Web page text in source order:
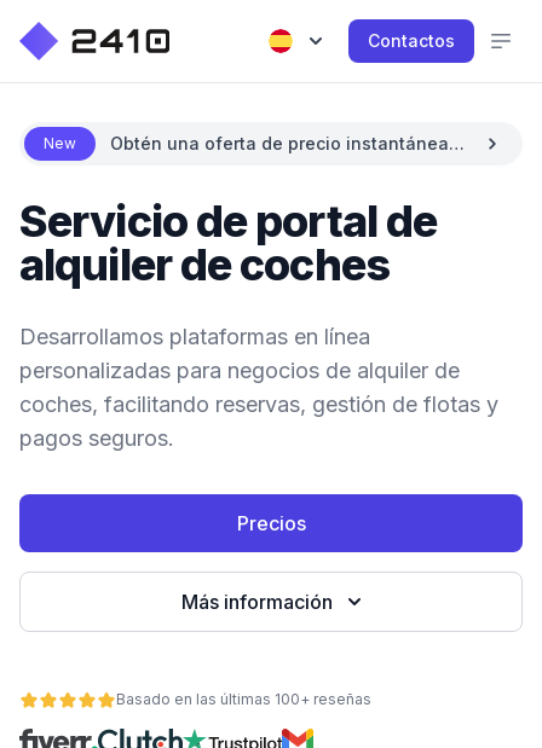
Contactos
New
Obtén una oferta de precio instantánea
Servicio de portal de
alquiler de coches
Desarrollamos plataformas en línea
personalizadas para negocios de alquiler de
coches, facilitando reservas, gestión de flotas y
pagos seguros.
Precios
Más información
Basado en las últimas 100+ reseñas